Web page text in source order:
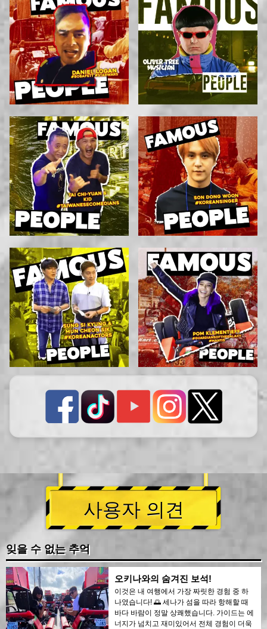
사용자 의견
잊을 수 없는 추억
오키나와의 숨겨진 보석!
이것은 내 여행에서 가장 짜릿한 경험 중 하
나였습니다! 🌅 세나가 섬을 따라 항해할 때
바다 바람이 정말 상쾌했습니다. 가이드는 에
너지가 넘치고 재미있어서 전체 경험이 더욱